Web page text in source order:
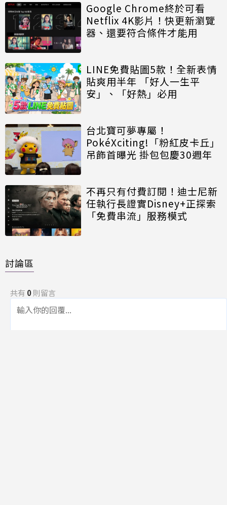
Google Chrome終於可看
Netflix 4K影片！快更新瀏覽
器、還要符合條件才能用
LINE免費貼圖5款！全新表情
貼爽用半年 「好人一生平
安」、「好熱」必用
台北寶可夢專屬！
PokéXciting!「粉紅皮卡丘」
吊飾首曝光 掛包包慶30週年
不再只有付費訂閱！迪士尼新
任執行長證實Disney+正探索
「免費串流」服務模式
討論區
共有 0則留言